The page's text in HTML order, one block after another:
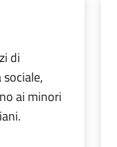
di
ai minori